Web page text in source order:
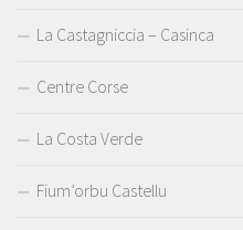
La Castagniccia – Casinca
Centre Corse
La Costa Verde
Fium’orbu Castellu